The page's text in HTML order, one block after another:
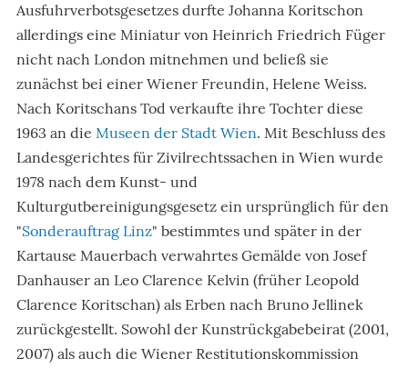
Ausfuhrverbotsgesetzes durfte Johanna Koritschon
allerdings eine Miniatur von Heinrich Friedrich Füger
nicht nach London mitnehmen und beließ sie
zunächst bei einer Wiener Freundin, Helene Weiss.
Nach Koritschans Tod verkaufte ihre Tochter diese
1963 an die Museen der Stadt Wien. Mit Beschluss des
Landesgerichtes für Zivilrechtssachen in Wien wurde
1978 nach dem Kunst- und
Kulturgutbereinigungsgesetz ein ursprünglich für den
"Sonderauftrag Linz" bestimmtes und später in der
Kartause Mauerbach verwahrtes Gemälde von Josef
Danhauser an Leo Clarence Kelvin (früher Leopold
Clarence Koritschan) als Erben nach Bruno Jellinek
zurückgestellt. Sowohl der Kunstrückgabebeirat (2001,
2007) als auch die Wiener Restitutionskommission